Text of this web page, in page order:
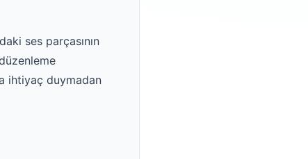
ses parçasının
ihtiyaç duymadan